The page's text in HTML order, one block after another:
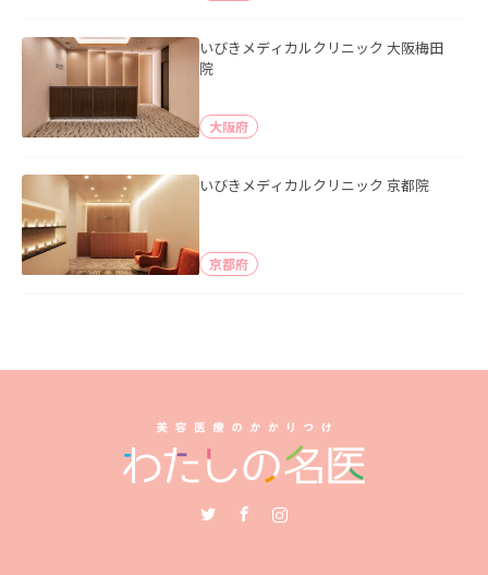
いびきメディカルクリニック 大阪梅田
院
大阪府
いびきメディカルクリニック 京都院
京都府